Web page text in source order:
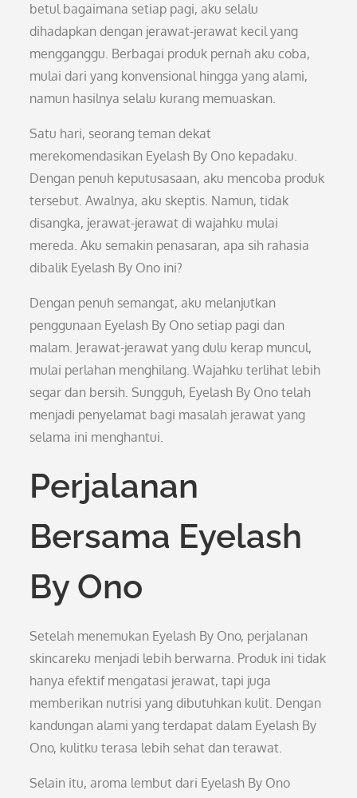
betul bagaimana setiap pagi, aku selalu
dihadapkan dengan jerawat-jerawat kecil yang
mengganggu. Berbagai produk pernah aku coba,
mulai dari yang konvensional hingga yang alami,
namun hasilnya selalu kurang memuaskan.
Satu hari, seorang teman dekat
merekomendasikan Eyelash By Ono kepadaku.
Dengan penuh keputusasaan, aku mencoba produk
tersebut. Awalnya, aku skeptis. Namun, tidak
disangka, jerawat-jerawat di wajahku mulai
mereda. Aku semakin penasaran, apa sih rahasia
dibalik Eyelash By Ono ini?
Dengan penuh semangat, aku melanjutkan
penggunaan Eyelash By Ono setiap pagi dan
malam. Jerawat-jerawat yang dulu kerap muncul,
mulai perlahan menghilang. Wajahku terlihat lebih
segar dan bersih. Sungguh, Eyelash By Ono telah
menjadi penyelamat bagi masalah jerawat yang
selama ini menghantui.
Perjalanan
Bersama Eyelash
By Ono
Setelah menemukan Eyelash By Ono, perjalanan
skincareku menjadi lebih berwarna. Produk ini tidak
hanya efektif mengatasi jerawat, tapi juga
memberikan nutrisi yang dibutuhkan kulit. Dengan
kandungan alami yang terdapat dalam Eyelash By
Ono, kulitku terasa lebih sehat dan terawat.
Selain itu, aroma lembut dari Eyelash By Ono